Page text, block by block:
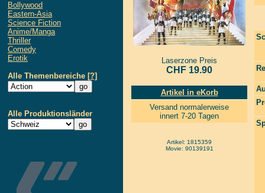
Bollywood
Eastern-Asia
Science Fiction
Anime/Manga
Thriller
Comedy
Erotik
Alle Themenbereiche [?]
Alle Produktionsländer
Laserzone Preis
CHF 19.90
Artikel in eKorb
Versand normalerweise
innert 7-20 Tagen
Artikel: 1815359
Movie: 90139191